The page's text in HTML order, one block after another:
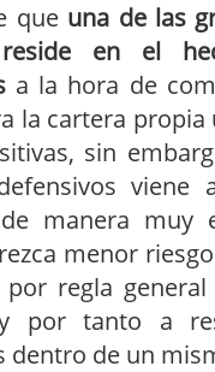
que una de las
reside en el
a la hora de
la cartera
sin
manera muy
menor
por regla
por tanto a
dentro de un